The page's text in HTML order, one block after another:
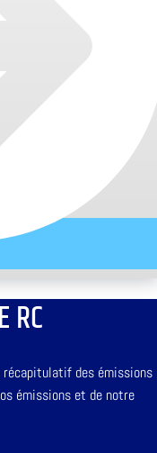
RC
récapitulatif des émissions
émissions et de notre